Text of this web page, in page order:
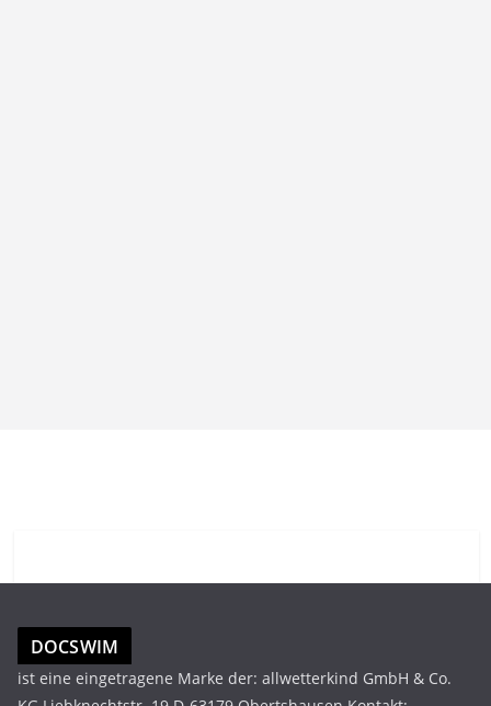
DOCSWIM
ist eine eingetragene Marke der: allwetterkind GmbH & Co.